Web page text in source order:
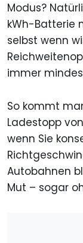
Modus?
kWh-Batterie
selbst wenn
immer
So kommt
Ladestopp
wenn Sie
Autobahnen
Mut – sogar